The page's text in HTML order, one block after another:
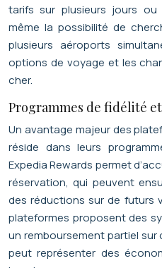
tarifs sur plusieurs jours ou
même la possibilité de
plusieurs aéroports
options de voyage et les
cher.
Programmes de fidélité
Un avantage majeur des
réside dans leurs
Expedia Rewards permet
réservation, qui peuvent
des réductions sur de futurs
plateformes proposent des
un remboursement partiel
peut représenter des